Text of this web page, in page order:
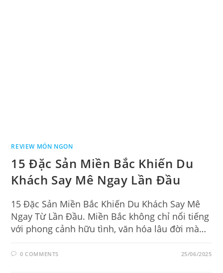
REVIEW MÓN NGON
15 Đặc Sản Miền Bắc Khiến Du
Khách Say Mê Ngay Lần Đầu
15 Đặc Sản Miền Bắc Khiến Du Khách Say Mê
Ngay Từ Lần Đầu. Miền Bắc không chỉ nổi tiếng
với phong cảnh hữu tình, văn hóa lâu đời mà…
0 COMMENTS 25/06/2025